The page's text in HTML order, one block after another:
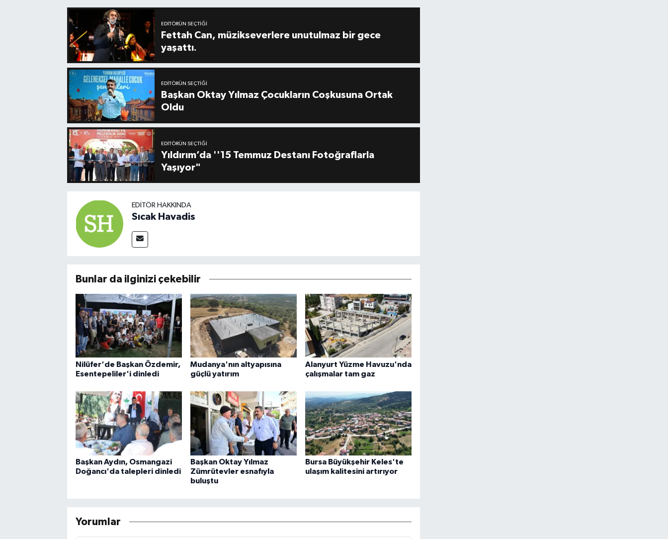
EDITÖRÜN SEÇTIĞI
Fettah Can, müzikseverlere unutulmaz bir gece
yaşattı.
EDITÖRÜN SEÇTIĞI
Başkan Oktay Yılmaz Çocukların Coşkusuna Ortak
Oldu
EDITÖRÜN SEÇTIĞI
Yıldırım’da ''15 Temmuz Destanı Fotoğraflarla
Yaşıyor"
EDITÖR HAKKINDA
Sıcak Havadis
Bunlar da ilginizi çekebilir
Nilüfer'de Başkan Özdemir,
Esentepeliler'i dinledi
Mudanya'nın altyapısına
güçlü yatırım
Alanyurt Yüzme Havuzu'nda
çalışmalar tam gaz
Başkan Aydın, Osmangazi
Doğancı'da talepleri dinledi
Başkan Oktay Yılmaz
Zümrütevler esnafıyla
buluştu
Bursa Büyükşehir Keles'te
ulaşım kalitesini artırıyor
Yorumlar